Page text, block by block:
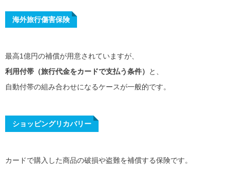
海外旅行傷害保険
最高1億円の補償が用意されていますが、
利用付帯（旅行代金をカードで支払う条件）
と、
自動付帯の組み合わせになるケースが一般的です。
ショッピングリカバリー
カードで購入した商品の破損や盗難を補償する保険です。